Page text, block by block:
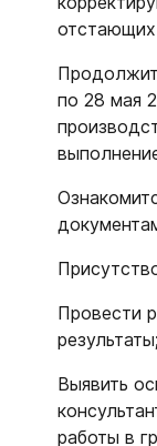
отстающих
по 28 мая
Провести
результаты;
Выявить
работы в